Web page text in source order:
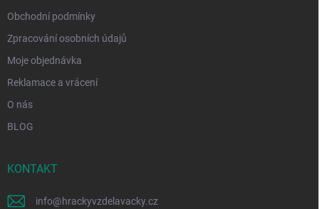
Obchodní podmínky
Zpracování osobních údajů
Moje objednávka
Reklamace a vrácení
O nás
BLOG
KONTAKT
info@hrackyvzdelavacky.cz